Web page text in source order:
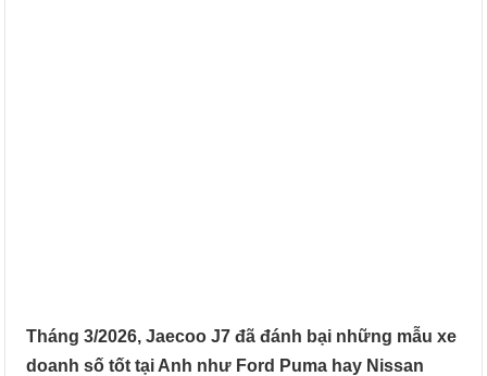
Tháng 3/2026, Jaecoo J7 đã đánh bại những mẫu xe
doanh số tốt tại Anh như Ford Puma hay Nissan